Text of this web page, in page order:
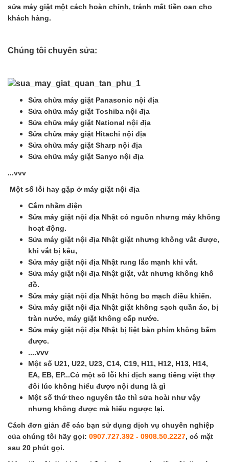
sửa máy giặt một cách hoàn chỉnh, tránh mất tiền oan cho
khách hàng.
Chúng tôi chuyên sửa:
Sửa chữa máy giặt Panasonic nội địa
Sửa chữa máy giặt Toshiba nội địa
Sửa chữa máy giặt National nội địa
Sửa chữa máy giặt Hitachi nội địa
Sửa chữa máy giặt Sharp nội địa
Sửa chữa máy giặt Sanyo nội địa
...vvv
Một số lỗi hay gặp ở máy giặt nội địa
Cắm nhầm điện
Sửa máy giặt nội địa Nhật có nguồn nhưng máy không
hoạt động.
Sửa máy giặt nội địa Nhật giặt nhưng không vắt được,
khi vắt bị kêu,
Sửa máy giặt nội địa Nhật rung lắc mạnh khi vắt.
Sửa máy giặt nội địa Nhật giặt, vắt nhưng không khô
đồ.
Sửa máy giặt nội địa Nhật hỏng bo mạch điều khiển.
Sửa máy giặt nội địa Nhật giặt không sạch quần áo, bị
tràn nước, máy giặt không cấp nước.
Sửa máy giặt nội địa Nhật bị liệt bàn phím không bấm
được.
....vvv
Một số U21, U22, U23, C14, C19, H11, H12, H13, H14,
EA, EB, EP...Có một số lỗi khi dịch sang tiếng việt thợ
đôi lúc không hiểu được nội dung là gì
Một số thứ theo nguyên tắc thì sửa hoài như vậy
nhưng không được mà hiểu ngược lại.
Cách đơn giản đế các bạn sử dụng dịch vụ chuyên nghiệp
của chúng tôi hãy gọi: 0907.727.392 - 0908.50.2227, có mặt
sau 20 phút gọi.